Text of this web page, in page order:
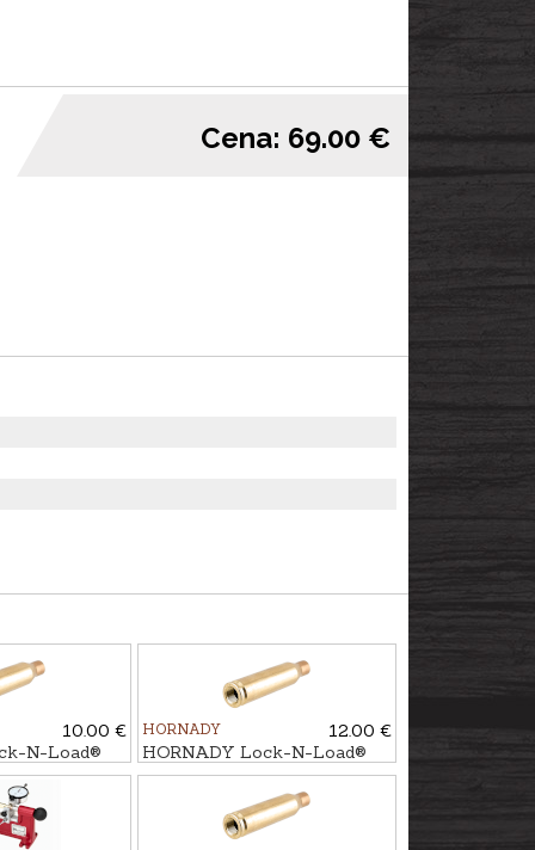
Cena: 69.00 €
10.00 €
N-Load®
.30-06
HORNADY
12.00 €
HORNADY Lock-N-Load®
Modified case cal. 7x64